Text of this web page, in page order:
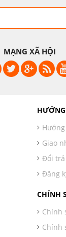
MẠNG XÃ HỘI
Giao
Đổi trả
Đăng
CHÍNH
Chính
Chính